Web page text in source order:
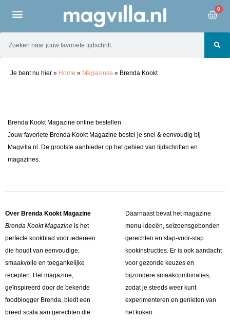
0
Je bent nu hier » Home » Magazines » Brenda Kookt
Brenda Kookt Magazine online bestellen
Jouw favoriete Brenda Kookt Magazine bestel je snel & eenvoudig bij
Magvilla.nl. De grootste aanbieder op het gebied van tijdschriften en
magazines.
Over Brenda Kookt Magazine
Brenda Kookt Magazine is het
perfecte kookblad voor iedereen
die houdt van eenvoudige,
smaakvolle en toegankelijke
recepten. Het magazine,
geïnspireerd door de bekende
foodblogger Brenda, biedt een
breed scala aan gerechten die
Daarnaast bevat het magazine
menu-ideeën, seizoensgebonden
gerechten en stap-voor-stap
kookinstructies. Er is ook aandacht
voor gezonde keuzes en
bijzondere smaakcombinaties,
zodat je steeds weer kunt
experimenteren en genieten van
het koken.